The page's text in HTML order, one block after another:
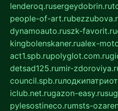
lenderoq.rusergeydobrin.ru
people-of-art.ru
dynamoauto.ruszk-favorit.ru
kingbolenskaner.rualex-
act1.spb.rupolyglot.com.ru
detsad125.rumir-
council.spb.ru
iclub.net.rugazon-easy.ru
pylesostineco.rumsts-